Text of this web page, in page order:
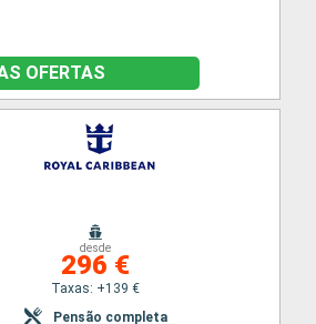
OFERTAS
desde
296 €
Taxas: +139 €
Pensão completa